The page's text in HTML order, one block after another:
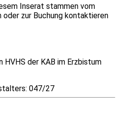
Inserat stammen vom
oder zur Buchung kontaktieren
HVHS der KAB im Erzbistum
047/27